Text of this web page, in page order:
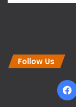
Follow Us